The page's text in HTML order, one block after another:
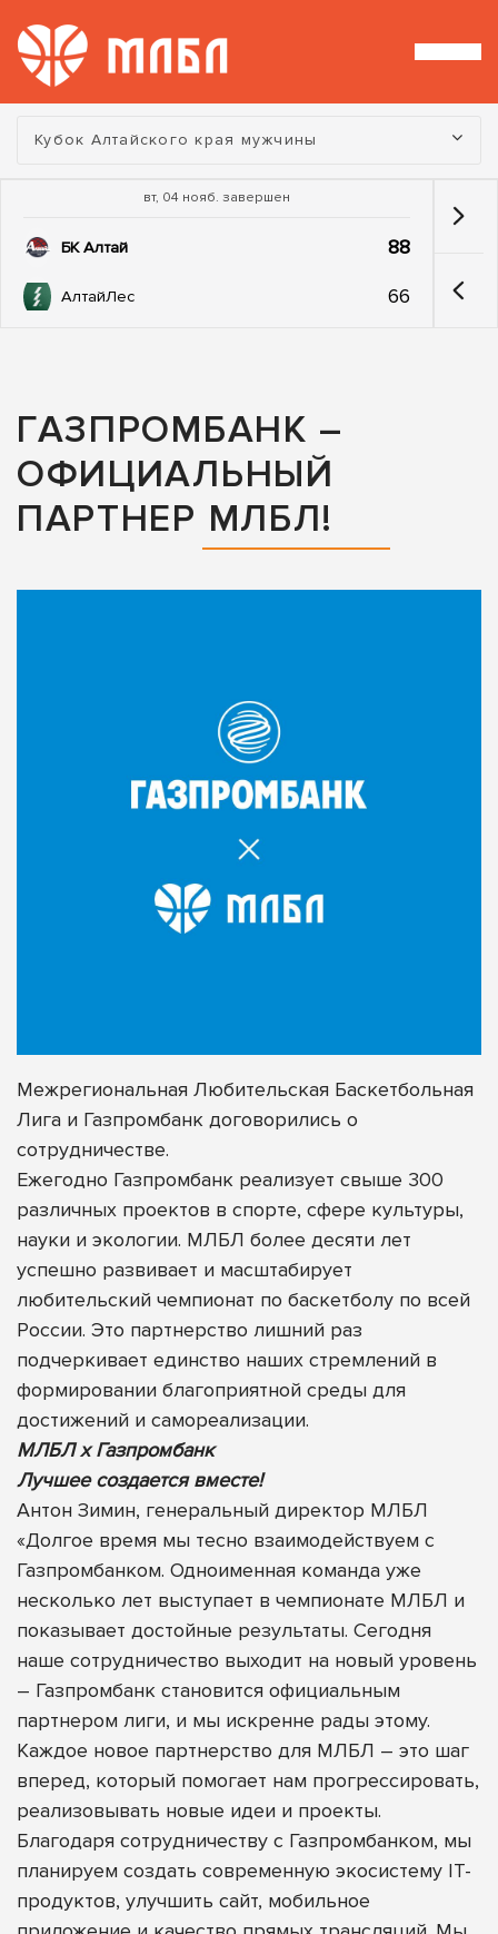
Турнир:
Кубок Алтайского края мужчины
вт, 04 нояб. завершен
БК Алтай 88
АлтайЛес 66
ГАЗПРОМБАНК –
ОФИЦИАЛЬНЫЙ
ПАРТНЕР МЛБЛ!
Межрегиональная Любительская Баскетбольная
Лига и Газпромбанк договорились о
сотрудничестве.
Ежегодно Газпромбанк реализует свыше 300
различных проектов в спорте, сфере культуры,
науки и экологии. МЛБЛ более десяти лет
успешно развивает и масштабирует
любительский чемпионат по баскетболу по всей
России. Это партнерство лишний раз
подчеркивает единство наших стремлений в
формировании благоприятной среды для
достижений и самореализации.
МЛБЛ х Газпромбанк
Лучшее создается вместе!
Антон Зимин, генеральный директор МЛБЛ
«Долгое время мы тесно взаимодействуем с
Газпромбанком. Одноименная команда уже
несколько лет выступает в чемпионате МЛБЛ и
показывает достойные результаты. Сегодня
наше сотрудничество выходит на новый уровень
– Газпромбанк становится официальным
партнером лиги, и мы искренне рады этому.
Каждое новое партнерство для МЛБЛ – это шаг
вперед, который помогает нам прогрессировать,
реализовывать новые идеи и проекты.
Благодаря сотрудничеству с Газпромбанком, мы
планируем создать современную экосистему IT-
продуктов, улучшить сайт, мобильное